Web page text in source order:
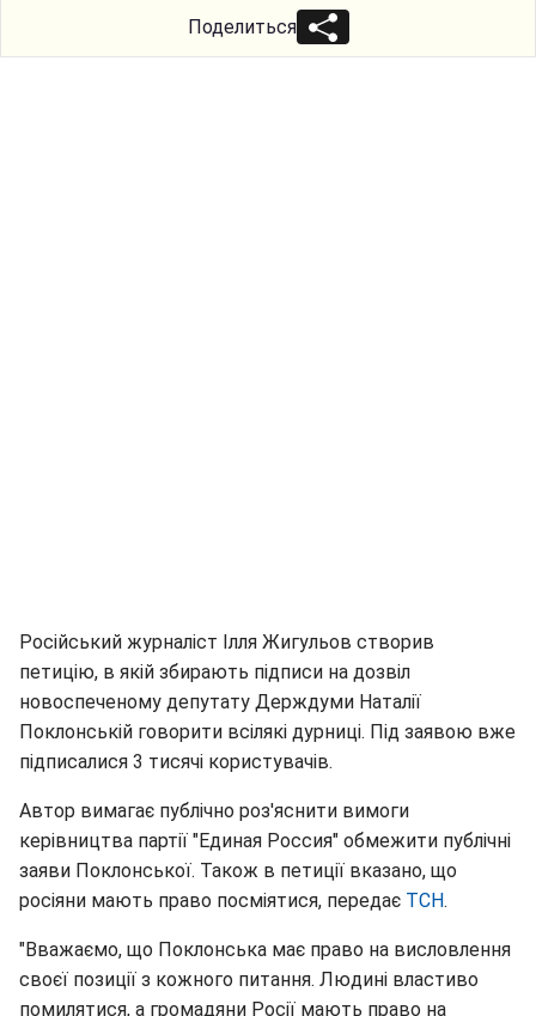
Поделиться
Російський журналіст Ілля Жигульов створив
петицію, в якій збирають підписи на дозвіл
новоспеченому депутату Держдуми Наталії
Поклонській говорити всілякі дурниці. Під заявою вже
підписалися 3 тисячі користувачів.
Автор вимагає публічно роз'яснити вимоги
керівництва партії "Единая Россия" обмежити публічні
заяви Поклонської. Також в петиції вказано, що
росіяни мають право посміятися, передає ТСН.
"Вважаємо, що Поклонська має право на висловлення
своєї позиції з кожного питання. Людині властиво
помилятися, а громадяни Росії мають право на